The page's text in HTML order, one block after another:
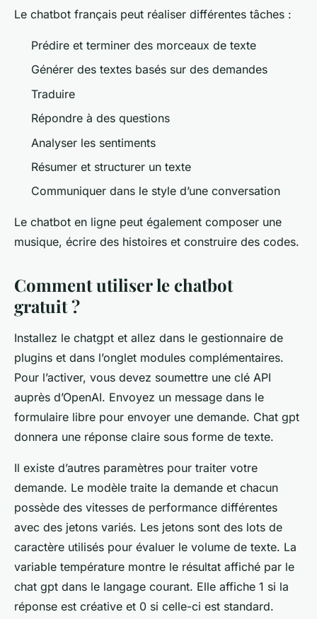
Le chatbot français peut réaliser différentes tâches :
Prédire et terminer des morceaux de texte
Générer des textes basés sur des demandes
Traduire
Répondre à des questions
Analyser les sentiments
Résumer et structurer un texte
Communiquer dans le style d’une conversation
Le chatbot en ligne peut également composer une
musique, écrire des histoires et construire des codes.
Comment utiliser le chatbot
gratuit ?
Installez le chatgpt et allez dans le gestionnaire de
plugins et dans l’onglet modules complémentaires.
Pour l’activer, vous devez soumettre une clé API
auprès d’OpenAI. Envoyez un message dans le
formulaire libre pour envoyer une demande. Chat gpt
donnera une réponse claire sous forme de texte.
Il existe d’autres paramètres pour traiter votre
demande. Le modèle traite la demande et chacun
possède des vitesses de performance différentes
avec des jetons variés. Les jetons sont des lots de
caractère utilisés pour évaluer le volume de texte. La
variable température montre le résultat affiché par le
chat gpt dans le langage courant. Elle affiche 1 si la
réponse est créative et 0 si celle-ci est standard.